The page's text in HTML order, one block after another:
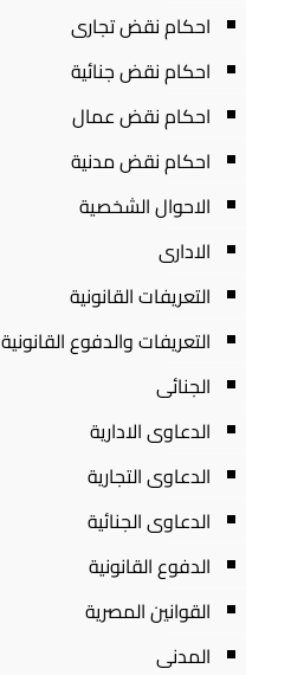
احكام نقض تجارى
احكام نقض جنائية
احكام نقض عمال
احكام نقض مدنية
الاحوال الشخصية
الادارى
التعريفات القانونية
التعريفات والدفوع القانونية
الجنائى
الدعاوى الادارية
الدعاوى التجارية
الدعاوى الجنائية
الدفوع القانونية
القوانين المصرية
المدنى